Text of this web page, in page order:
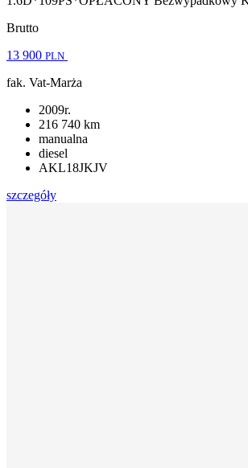
Brutto
13 900 PLN
fak. Vat-Marża
2009r.
216 740 km
manualna
diesel
AKL18JKJV
szczegóły